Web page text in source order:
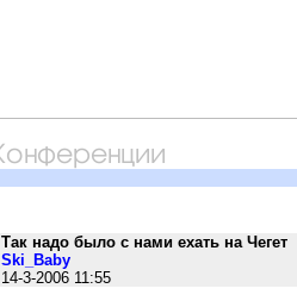
Так надо было с нами ехать на Чегет
Ski_Baby
14-3-2006 11:55